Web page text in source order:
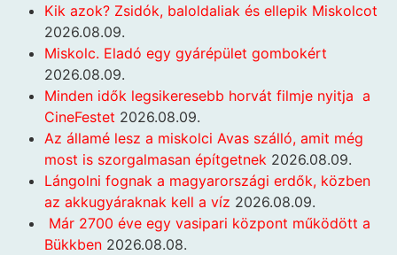
Kik azok? Zsidók, baloldaliak és ellepik Miskolcot
2026.08.09.
Miskolc. Eladó egy gyárépület gombokért
2026.08.09.
Minden idők legsikeresebb horvát filmje nyitja a
CineFestet 2026.08.09.
Az államé lesz a miskolci Avas szálló, amit még
most is szorgalmasan építgetnek 2026.08.09.
Lángolni fognak a magyarországi erdők, közben
az akkugyáraknak kell a víz 2026.08.09.
Már 2700 éve egy vasipari központ működött a
Bükkben 2026.08.08.